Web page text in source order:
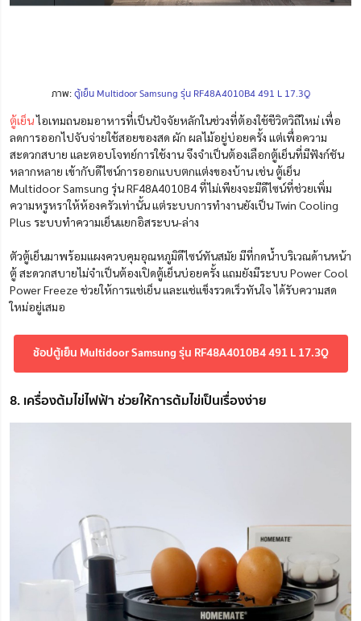
ภาพ:ตู้เย็น Multidoor Samsung รุ่น RF48A4010B4 491 L 17.3Q
ตู้เย็นไอเทมถนอมอาหารที่เป็นปัจจัยหลักในช่วงที่ต้องใช้ชีวิตวิถีใหม่ เพื่อ
ลดการออกไปจับจ่ายใช้สอยของสด ผัก ผลไม้อยู่บ่อยครั้ง แต่เพื่อความ
สะดวกสบาย และตอบโจทย์การใช้งาน จึงจำเป็นต้องเลือกตู้เย็นที่มีฟังก์ชัน
หลากหลาย เข้ากับดีไซน์การออกแบบตกแต่งของบ้าน เช่น ตู้เย็น
Multidoor Samsung รุ่น RF48A4010B4 ที่ไม่เพียงจะมีดีไซน์ที่ช่วยเพิ่ม
ความหรูหราให้ห้องครัวเท่านั้น แต่ระบบการทำงานยังเป็น Twin Cooling
Plus ระบบทำความเย็นแยกอิสระบน-ล่าง
ตัวตู้เย็นมาพร้อมแผงควบคุมอุณหภูมิดีไซน์ทันสมัย มีที่กดน้ำบริเวณด้านหน้า
ตู้ สะดวกสบายไม่จำเป็นต้องเปิดตู้เย็นบ่อยครั้ง แถมยังมีระบบ Power Cool
Power Freeze ช่วยให้การแช่เย็น และแช่แข็งรวดเร็วทันใจ ได้รับความสด
ใหม่อยู่เสมอ
ช้อปตู้เย็น Multidoor Samsung รุ่น RF48A4010B4 491 L 17.3Q
8. เครื่องต้มไข่ไฟฟ้า ช่วยให้การต้มไข่เป็นเรื่องง่าย